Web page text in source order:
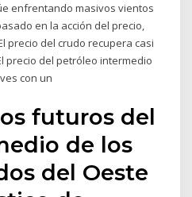
enfrentando masivos vientos
en la acción del precio,
precio del crudo recupera casi
precio del petróleo intermedio
con un
futuros del
de los
del Oeste